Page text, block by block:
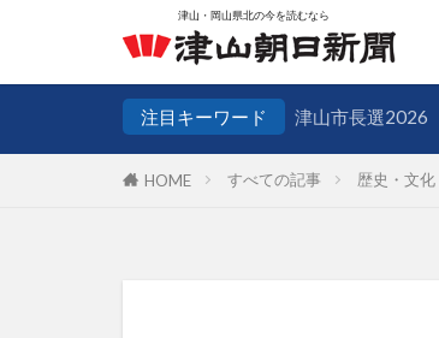
注目キーワード 津山市長選2026
HOME すべての記事 歴史・文化